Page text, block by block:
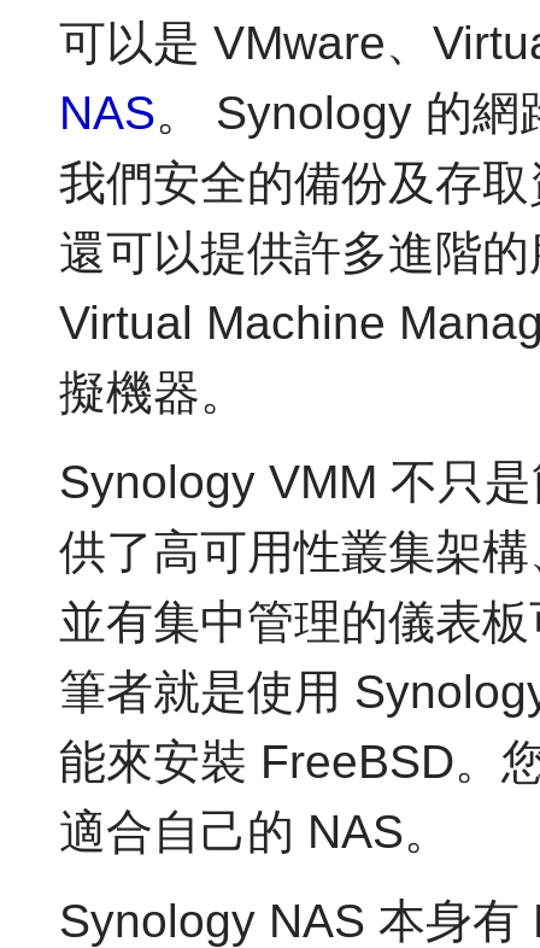
可以是 VMware、
NAS。 Synology 的網
我們安全的備份及存
還可以提供許多進階
Virtual Machine
擬機器。
Synology VMM 不只
供了高可用性叢集架
並有集中管理的儀表
筆者就是使用
能來安裝 FreeBSD。
適合自己的 NAS。
Synology NAS 本身有